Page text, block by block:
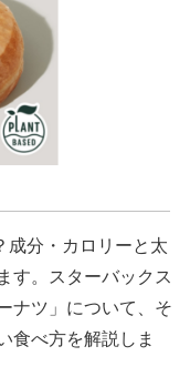
成分・カロリーと太
す。スターバックス
ナツ」について、そ
食べ方を解説しま